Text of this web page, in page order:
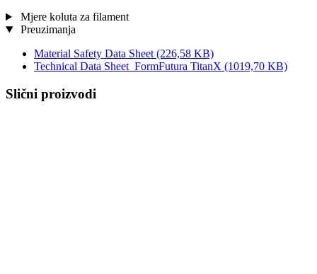
Mjere koluta za filament
Preuzimanja
Material Safety Data Sheet (226,58 KB)
Technical Data Sheet_FormFutura TitanX (1019,70 KB)
Slični proizvodi